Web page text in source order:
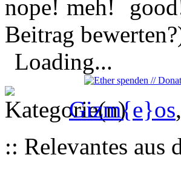
Beitrag
Loading...
Gizm{e}os,
:: Relevantes aus